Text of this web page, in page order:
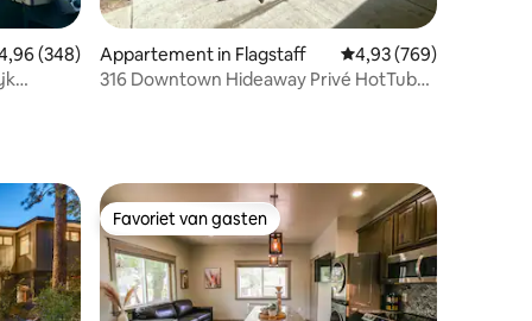
beoordeling van 4,96 uit 5, 348 recensies
(348)
Appartement in Flagstaff Gemiddelde
4,93 (769)
316 Downtown Hideaway Privé HotTub
Favoriet van gasten
Favoriet van gasten